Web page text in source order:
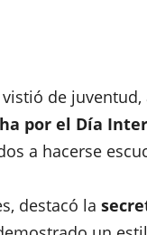
de
por el Día
a hacerse
destacó la